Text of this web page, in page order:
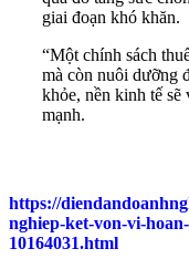
giai đoạn khó khăn.
“Một chính sách
mà còn nuôi dưỡng
khỏe, nền kinh tế
mạnh.
https://
nghiep-ket-von-vi-
10164031.html